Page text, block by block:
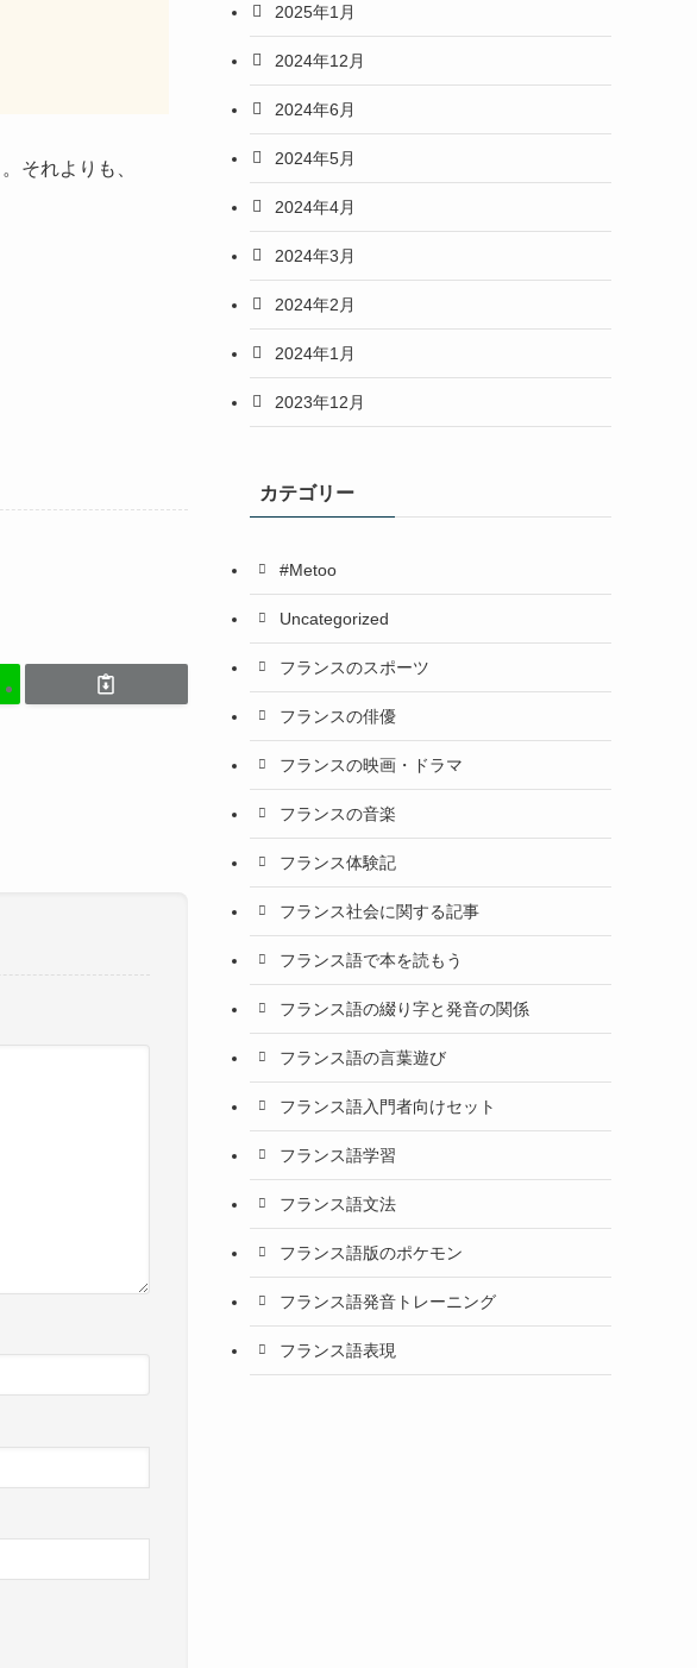
それよりも、
2025年1月
2024年12月
2024年6月
2024年5月
2024年4月
2024年3月
2024年2月
2024年1月
2023年12月
カテゴリー
#Metoo
Uncategorized
フランスのスポーツ
フランスの俳優
フランスの映画・ドラマ
フランスの音楽
フランス体験記
フランス社会に関する記事
フランス語で本を読もう
フランス語の綴り字と発音の関係
フランス語の言葉遊び
フランス語入門者向けセット
フランス語学習
フランス語文法
フランス語版のポケモン
フランス語発音トレーニング
フランス語表現